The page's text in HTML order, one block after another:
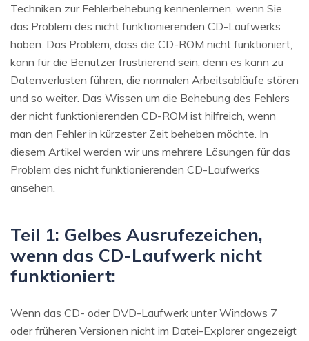
Techniken zur Fehlerbehebung kennenlernen, wenn Sie
das Problem des nicht funktionierenden CD-Laufwerks
haben. Das Problem, dass die CD-ROM nicht funktioniert,
kann für die Benutzer frustrierend sein, denn es kann zu
Datenverlusten führen, die normalen Arbeitsabläufe stören
und so weiter. Das Wissen um die Behebung des Fehlers
der nicht funktionierenden CD-ROM ist hilfreich, wenn
man den Fehler in kürzester Zeit beheben möchte. In
diesem Artikel werden wir uns mehrere Lösungen für das
Problem des nicht funktionierenden CD-Laufwerks
ansehen.
Teil 1: Gelbes Ausrufezeichen,
wenn das CD-Laufwerk nicht
funktioniert:
Wenn das CD- oder DVD-Laufwerk unter Windows 7
oder früheren Versionen nicht im Datei-Explorer angezeigt